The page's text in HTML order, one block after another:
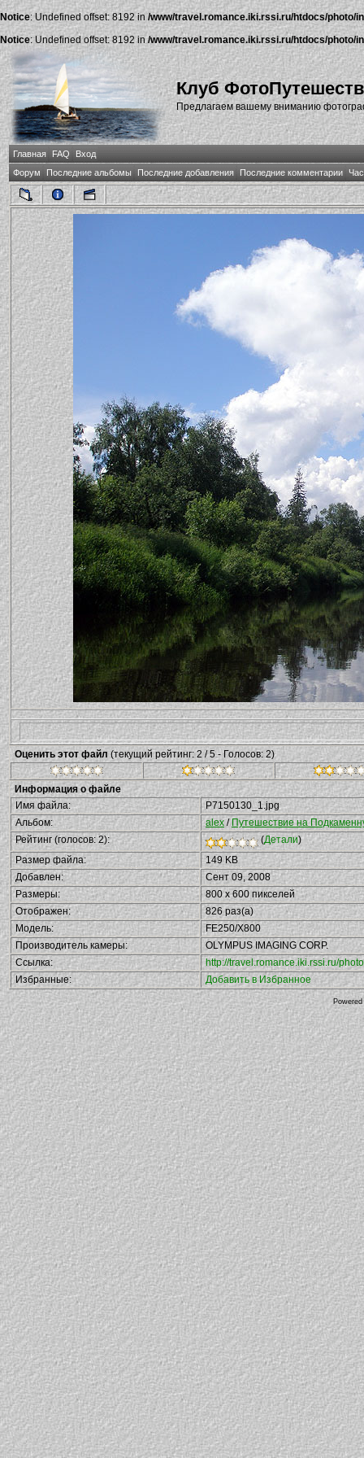
Notice: Undefined offset: 8192 in /www/travel.romance.iki.rssi.ru/htdocs/photo/
Notice: Undefined offset: 8192 in/www/travel.romance.iki.rssi.ru/htdocs/photo/
Клуб
Предлагаем вашему вниманию
Главная FAQ
Вход
Форум
Последние альбомы Последние добавления Последние комментарии
Оценить этот файл (текущий рейтинг: 2 / 5 - Голосов: 2)
Информация о файле
Имя файла:
P7150130_1.jpg
Альбом:
alex / Путешествие на
Рейтинг (голосов: 2):
(Детали)
Размер файла:
149 KB
Добавлен:
Сент 09, 2008
Размеры:
800 x 600 пикселей
Отображен:
826 раз(а)
Модель:
FE250/X800
Производитель камеры:
OLYMPUS IMAGING CORP.
Ссылка:
http://travel.romance.iki.rssi.ru/
Избранные:
Добавить в Избранное